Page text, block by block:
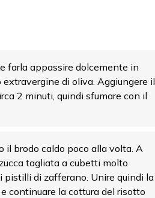
farla appassire dolcemente in
di oliva. Aggiungere il
2 minuti, quindi sfumare con il
il brodo caldo poco alla volta. A
tagliata a cubetti molto
pistilli di zafferano. Unire quindi la
continuare la cottura del risotto